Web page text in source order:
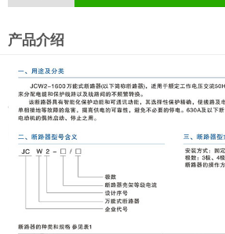
产品介绍